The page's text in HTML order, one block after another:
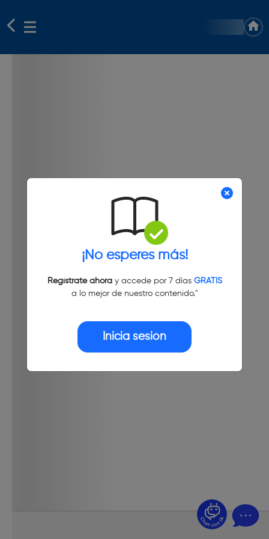
¡No esperes más!
Regístrate ahoray accede por 7 días GRATIS
a lo mejor de nuestro contenido."
Inicia sesión